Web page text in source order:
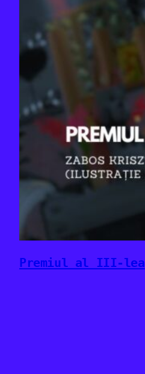
Premiul al III-lea